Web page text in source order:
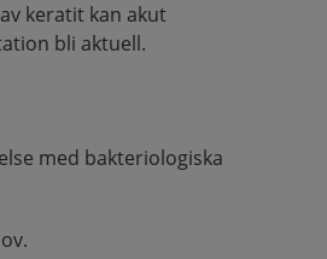
keratit kan akut
bli aktuell.
med bakteriologiska